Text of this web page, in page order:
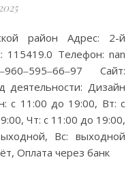
115419.0 Телефон: nan
Сайт:
деятельности: Дизайн
с 11:00 до 19:00, Вт: с
Чт: с 11:00 до 19:00,
Вс: выходной
Оплата через банк